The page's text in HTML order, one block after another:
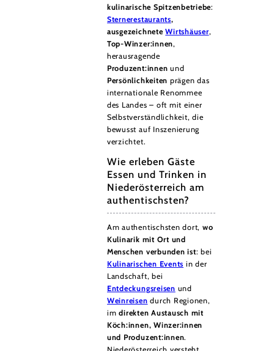
kulinarische Spitzenbetriebe:
Sternerestaurants,
ausgezeichneteWirtshäuser,
Top-Winzer:innen,
herausragende
Produzent:innen und
Persönlichkeiten prägen das
internationale Renommee
des Landes – oft mit einer
Selbstverständlichkeit, die
bewusst auf Inszenierung
verzichtet.
Wie erleben Gäste
Essen und Trinken in
Niederösterreich am
authentischsten?
Am authentischsten dort, wo
Kulinarik mit Ort und
Menschen verbunden ist: bei
Kulinarischen Events in der
Landschaft, bei
Entdeckungsreisen und
Weinreisen durch Regionen,
imdirekten Austausch mit
Köch:innen, Winzer:innen
und Produzent:innen.